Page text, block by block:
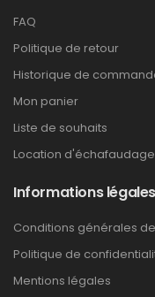
FAQ
Politique de retour
Historique de
Mon panier
Liste de souhaits
Location
Informations légales
Conditions générales
Politique de
Mentions légales